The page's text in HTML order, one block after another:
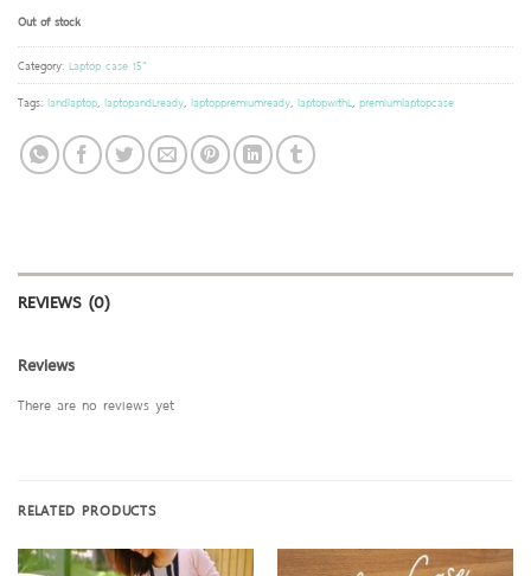
Out of stock
Category: Laptop case 15"
Tags: landlaptop, laptopandLready, laptoppremiumready, laptopwithL, premiumlaptopcase
REVIEWS (0)
Reviews
There are no reviews yet
RELATED PRODUCTS